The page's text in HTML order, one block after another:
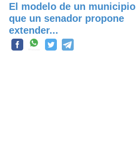
El modelo de un municipio
que un senador propone
extender...